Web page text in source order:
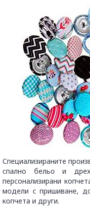
Специализираните
спално бельо и
персонализирани
модели с пришиване,
копчета и други.